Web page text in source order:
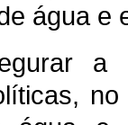
água e
a